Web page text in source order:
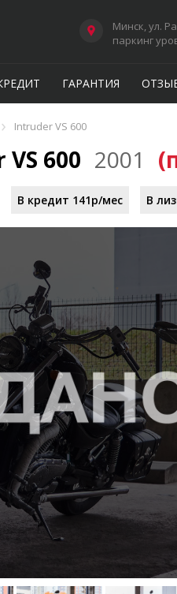
Минск, ул.
паркинг
ГАРАНТИЯ
› Intruder VS 600
600 2001
В кредит 141р/мес В